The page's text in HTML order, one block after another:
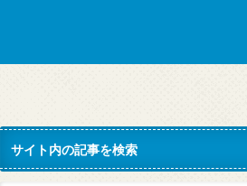
サイト内の記事を検索